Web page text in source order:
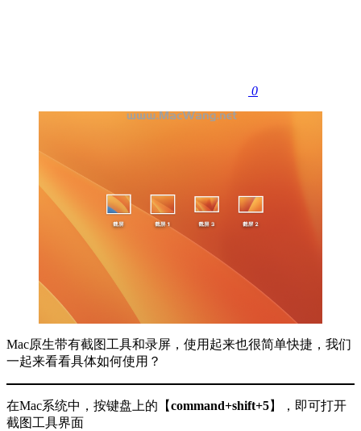
0
Mac原生带有截图工具和录屏，使用起来也很简单快捷，我们
一起来看看具体如何使用？
在Mac系统中，按键盘上的【command+shift+5】，即可打开
截图工具界面